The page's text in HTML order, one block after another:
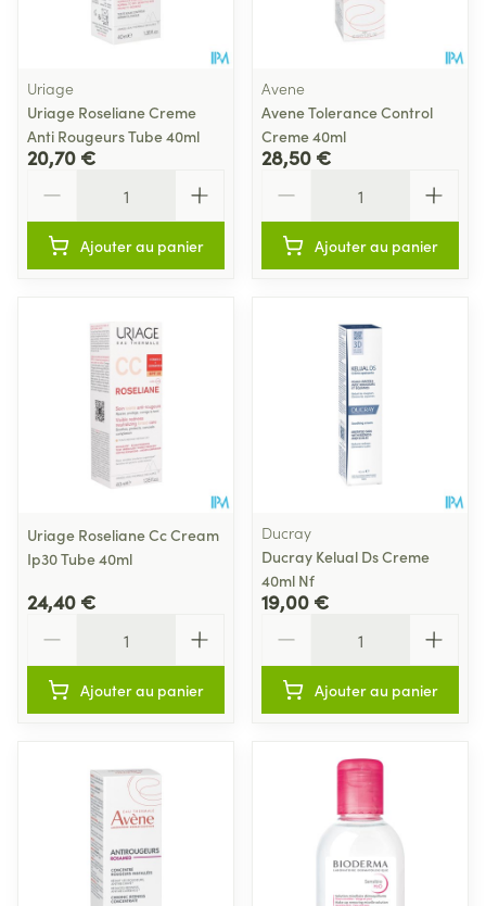
Uriage
Uriage Roseliane Creme
Anti Rougeurs Tube 40ml
20,70 €
Ajouter au panier
Avene
Avene Tolerance Control
Creme 40ml
28,50 €
Ajouter au panier
Uriage Roseliane Cc Cream
Ip30 Tube 40ml
24,40 €
Ajouter au panier
Ducray
Ducray Kelual Ds Creme
40ml Nf
19,00 €
Ajouter au panier